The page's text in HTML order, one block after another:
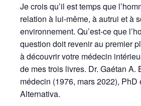
Je crois qu’il est temps que
relation à lui-même, à autrui et à
environnement. Qu’est-ce que
question doit revenir au premier
à découvrir votre médecin
de mes trois livres. Dr. Gaétan A.
médecin (1976, mars 2022), PhD
Alternativa.